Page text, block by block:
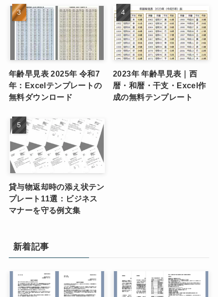
年齢早見表 2025年 令和7
年：Excelテンプレートの
無料ダウンロード
2023年 年齢早見表｜西
暦・和暦・干支・Excel作
成の無料テンプレート
貸与物返却時の添え状テン
プレート11選：ビジネス
マナーを守る例文集
新着記事